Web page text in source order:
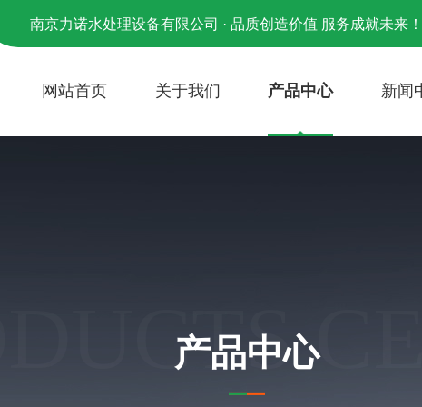
南京力诺水处理设备有限公司 · 品质创造价值 服务成就未来！
网站首页 关于我们 产品中心 新闻
产品中心